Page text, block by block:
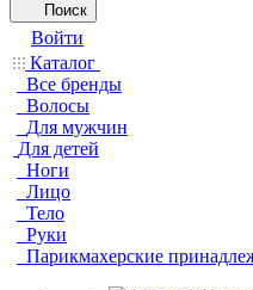
Поиск
Войти
Каталог
Все бренды
Волосы
Для мужчин
Для детей
Ноги
Лицо
Тело
Руки
Парикмахерские